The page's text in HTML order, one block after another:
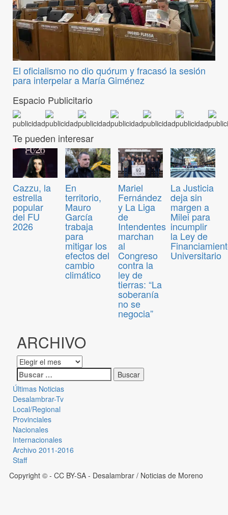
El oficialismo no dio quórum y fracasó la sesión
para interpelar a María Giménez
Espacio Publicitario
Te pueden interesar
Cazzu, la
estrella
popular
del FU
2026
En
territorio,
Mauro
García
trabaja
para
mitigar los
efectos del
cambio
climático
Mariel
Fernández
y La Liga
de
Intendentes
marchan
al
Congreso
contra la
ley de
tierras: “La
soberanía
no se
negocia”
La Justicia
deja sin
margen a
Milei para
incumplir
la Ley de
Universitario
ARCHIVO
Últimas Noticias
Desalambrar-Tv
Local/Regional
Provinciales
Nacionales
Internacionales
Archivo 2011-2016
Staff
Copyright © - CC BY-SA - Desalambrar / Noticias de Moreno